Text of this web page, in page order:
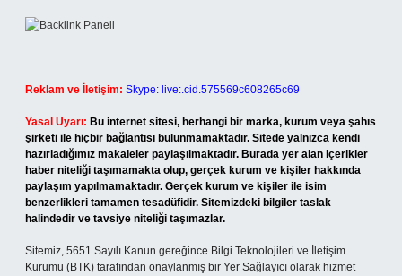
Reklam ve İletişim: Skype: live:.cid.575569c608265c69
Yasal Uyarı: Bu internet sitesi, herhangi bir marka, kurum veya şahıs
şirketi ile hiçbir bağlantısı bulunmamaktadır. Sitede yalnızca kendi
hazırladığımız makaleler paylaşılmaktadır. Burada yer alan içerikler
haber niteliği taşımamakta olup, gerçek kurum ve kişiler hakkında
paylaşım yapılmamaktadır. Gerçek kurum ve kişiler ile isim
benzerlikleri tamamen tesadüfidir. Sitemizdeki bilgiler taslak
halindedir ve tavsiye niteliği taşımazlar.
Sitemiz, 5651 Sayılı Kanun gereğince Bilgi Teknolojileri ve İletişim
Kurumu (BTK) tarafından onaylanmış bir Yer Sağlayıcı olarak hizmet